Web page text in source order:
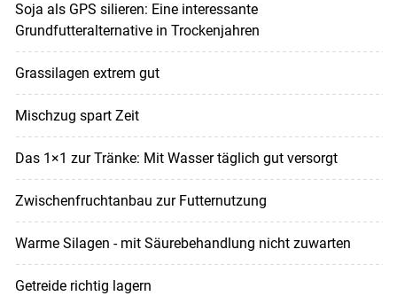
Soja als GPS silieren: Eine interessante
Grundfutteralternative in Trockenjahren
Grassilagen extrem gut
Mischzug spart Zeit
Das 1×1 zur Tränke: Mit Wasser täglich gut versorgt
Zwischenfruchtanbau zur Futternutzung
Warme Silagen - mit Säurebehandlung nicht zuwarten
Getreide richtig lagern